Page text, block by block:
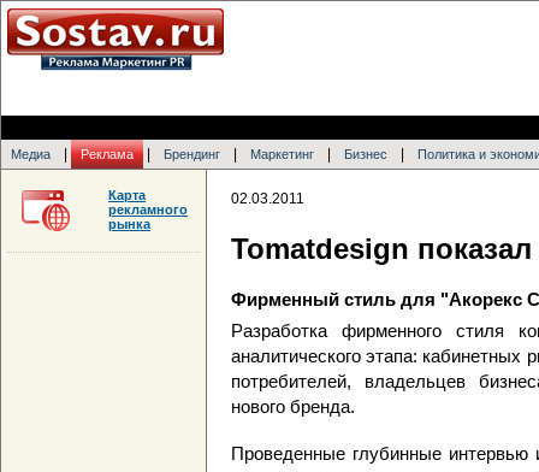
Медиа Реклама Брендинг Маркетинг Бизнес Политика и
02.03.2011
Tomatdesign
Фирменный стиль для "Акорекс
Разработка фирменного стиля
аналитического этапа:
потребителей, владельцев
нового бренда.
Проведенные глубинные интервью
Карта
рекламного
рынка